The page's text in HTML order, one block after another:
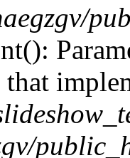
that